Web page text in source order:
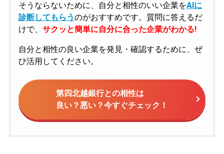
そうならないために、自分と相性のいい企業をAIに
診断してもらうのがおすすめです。質問に答えるだ
けで、 サクッと簡単に自分に合った企業がわかる!
自分と相性の良い企業を発見・確認するために、ぜ
ひ活用してください。
第四北越銀行との相性は
良い？悪い？今すぐチェック！